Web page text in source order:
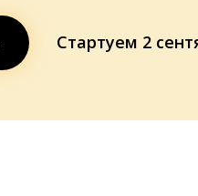
Стартуем 2